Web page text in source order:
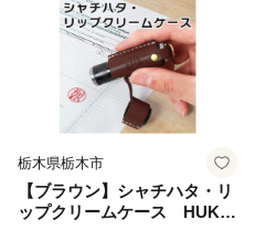
栃木県栃木市
【ブラウン】シャチハタ・リ
ップクリームケース HUKU